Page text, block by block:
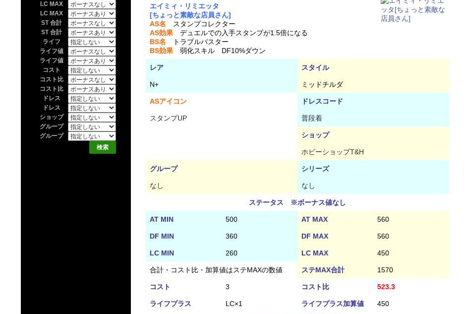
エイミィ・リミエッタ
[ちょっと素敵な店員さん]
AS名 スタンプコレクター
AS効果 デュエルでの入手スタンプが1.5倍になる
BS名 トラブルバスター
BS効果 弱化スキル DF10%ダウン
レア スタイル
N+ ミッドチルダ
ASアイコン ドレスコード
スタンプUP 普段着
ショップ
ホビーショップT&H
グループ シリーズ
なし なし
ステータス ※ボーナス値なし
AT MIN 500 AT MAX 560
DF MIN 360 DF MAX 560
LC MIN 260 LC MAX 450
合計・コスト比・加算値はステMAXの数値 ステMAX合計 1570
コスト 3 コスト比 523.3
ライフプラス LC×1 ライフプラス加算値 450
LC MAX
LC MAX
ST 合計
ST 合計
ライフ
ライフ値
ライフ値
コスト
コスト比
コスト比
ドレス
ドレス
ショップ
グループ
グループ